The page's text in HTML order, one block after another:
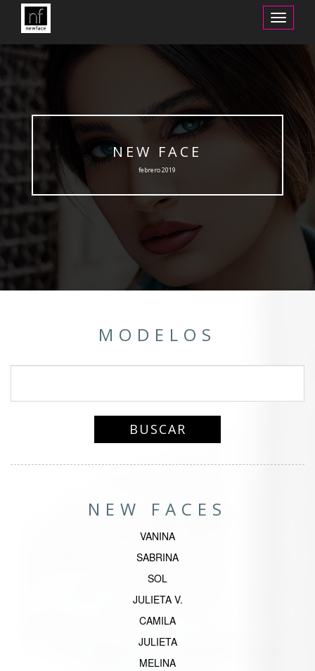
Toggle
Navigation
NEW FACE
febrero 2019
MODELOS
NEW FACES
VANINA
SABRINA
SOL
JULIETA V.
CAMILA
JULIETA
MELINA